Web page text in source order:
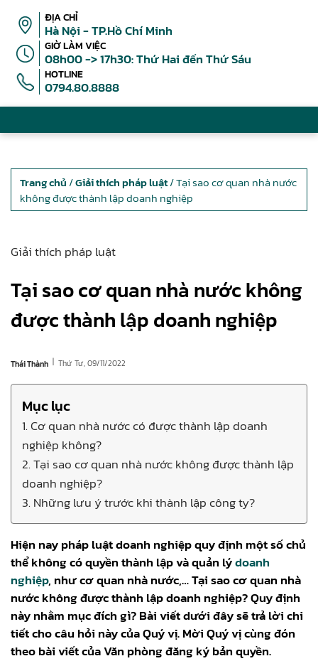
ĐỊA CHỈ
Hà Nội - TP.Hồ Chí Minh
GIỜ LÀM VIỆC
08h00 -> 17h30: Thứ Hai đến Thứ Sáu
HOTLINE
0794.80.8888
Trang chủ /Giải thích pháp luật/ Tại sao cơ quan nhà nước
không được thành lập doanh nghiệp
Giải thích pháp luật
Tại sao cơ quan nhà nước không
được thành lập doanh nghiệp
Thái Thành | Thứ Tư, 09/11/2022
Mục lục
1. Cơ quan nhà nước có được thành lập doanh
nghiệp không?
2. Tại sao cơ quan nhà nước không được thành lập
doanh nghiệp?
3. Những lưu ý trước khi thành lập công ty?
Hiện nay pháp luật doanh nghiệp quy định một số chủ
thể không có quyền thành lập và quản lýdoanh
nghiệp, như cơ quan nhà nước,… Tại sao cơ quan nhà
nước không được thành lập doanh nghiệp? Quy định
này nhằm mục đích gì? Bài viết dưới đây sẽ trả lời chi
tiết cho câu hỏi này của Quý vị. Mời Quý vị cùng đón
theo bài viết của Văn phòng đăng ký bản quyền.